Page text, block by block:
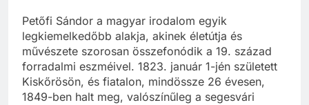
Petőfi Sándor a magyar irodalom egyik
legkiemelkedőbb alakja, akinek életútja és
művészete szorosan összefonódik a 19. század
forradalmi eszméivel. 1823. január 1-jén született
Kiskőrösön, és fiatalon, mindössze 26 évesen,
1849-ben halt meg, valószínűleg a segesvári